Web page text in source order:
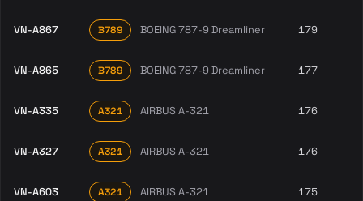
VN-A867 B789 BOEING 787-9 Dreamliner 179
VN-A865 B789 BOEING 787-9 Dreamliner 177
VN-A335 A321 AIRBUS A-321 176
VN-A327 A321 AIRBUS A-321 176
VN-A603 A321 AIRBUS A-321 175